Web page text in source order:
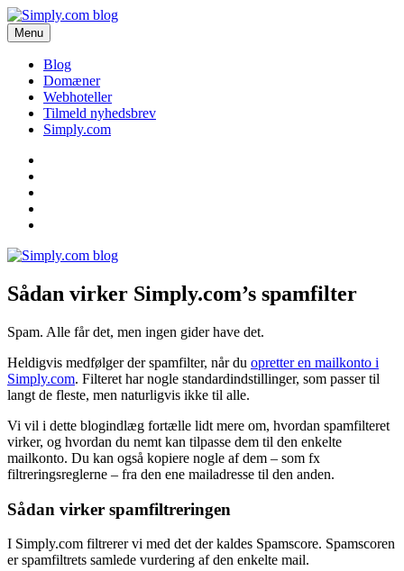
Videre
til
indhold
Simply.com blog
Få de seneste nyheder om domæner og webhoteller her.
Menu
Blog
Domæner
Webhoteller
Tilmeld nyhedsbrev
Simply.com
Sådan virker Simply.com’s spamfilter
Spam. Alle får det, men ingen gider have det.
Heldigvis medfølger der spamfilter, når du opretter en mailkonto i
Simply.com. Filteret har nogle standardindstillinger, som passer til
langt de fleste, men naturligvis ikke til alle.
Vi vil i dette blogindlæg fortælle lidt mere om, hvordan spamfilteret
virker, og hvordan du nemt kan tilpasse dem til den enkelte
mailkonto. Du kan også kopiere nogle af dem – som fx
filtreringsreglerne – fra den ene mailadresse til den anden.
Sådan virker spamfiltreringen
I Simply.com filtrerer vi med det der kaldes Spamscore. Spamscoren
er spamfiltrets samlede vurdering af den enkelte mail.